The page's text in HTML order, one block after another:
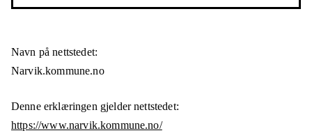
Navn på nettstedet:
Narvik.kommune.no
Denne erklæringen gjelder nettstedet:
https://www.narvik.kommune.no/